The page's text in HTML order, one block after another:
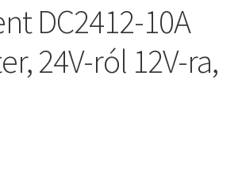
DC2412-10A
24V-ról 12V-ra,